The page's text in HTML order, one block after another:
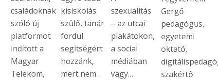
családoknak
szóló új
platformot
indított a
Magyar
Telekom,
kisiskolás
szülő, tanár
fordul
segítségért
hozzánk,
mert nem…
szexualitás
– az utcai
plakátokon,
a social
médiában
vagy…
Gergő
pedagógus,
egyetemi
oktató,
szakértő